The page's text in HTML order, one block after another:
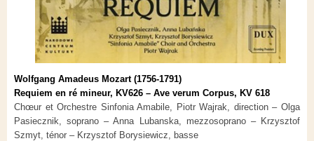
Wolfgang Amadeus Mozart (1756-1791)
Requiem en ré mineur, KV626 – Ave verum Corpus, KV 618
Chœur et Orchestre Sinfonia Amabile, Piotr Wajrak, direction – Olga
Pasiecznik, soprano – Anna Lubanska, mezzosoprano – Krzysztof
Szmyt, ténor – Krzysztof Borysiewicz, basse